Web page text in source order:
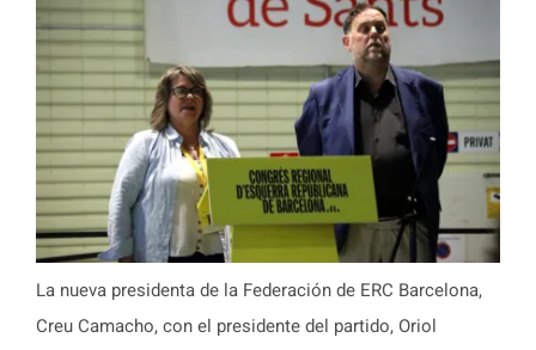
La nueva presidenta de la Federación de ERC Barcelona,
Creu Camacho, con el presidente del partido, Oriol